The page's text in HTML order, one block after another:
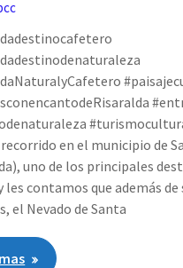
en el municipio de
uno de los principales
les contamos que además
el Nevado de Santa